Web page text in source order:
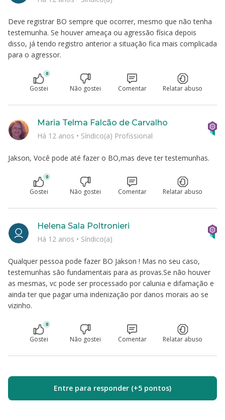
Deve registrar BO sempre que ocorrer, mesmo que não tenha
testemunha. Se houver ameaça ou agressão física depois
disso, já tendo registro anterior a situação fica mais complicada
para o agressor.
0
Gostei Não gostei Comentar Relatar abuso
Jakson, Você pode até fazer o BO,mas deve ter testemunhas.
Maria Telma Falcão de Carvalho
Há 12 anos • Síndico(a) Profissional
0
Gostei Não gostei Comentar Relatar abuso
Qualquer pessoa pode fazer BO Jakson ! Mas no seu caso,
testemunhas são fundamentais para as provas.Se não houver
as mesmas, vc pode ser processado por calunia e difamação e
ainda ter que pagar uma indenização por danos morais ao se
vizinho.
Helena Sala Poltronieri
Há 12 anos • Síndico(a)
0
Gostei Não gostei Comentar Relatar abuso
Entre para responder (+5 pontos)